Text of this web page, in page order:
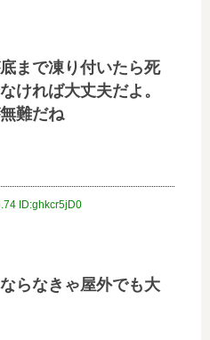
まで凍り付いたら死
ければ大丈夫だよ。
難だね
ID:ghkcr5jD0
らなきゃ屋外でも大